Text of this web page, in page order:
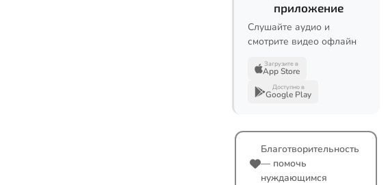
приложение
Слушайте аудио и
смотрите видео офлайн
Загрузите в
App Store
Доступно в
Google Play
Благотворительность
— помочь
нуждающимся